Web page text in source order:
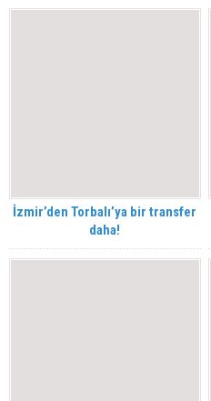
İzmir’den Torbalı’ya bir transfer
daha!